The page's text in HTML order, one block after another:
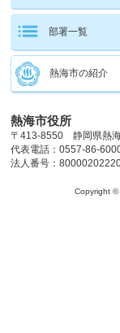
部署一覧
熱海市の紹介
熱海市役所
〒413-8550 静岡県熱
代表電話：0557-86-
法人番号：
Copyright ©